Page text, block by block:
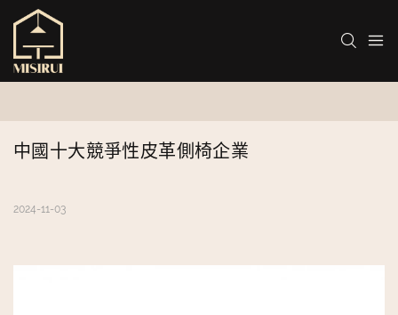
中國十大競爭性皮革側椅企業
2024-11-03